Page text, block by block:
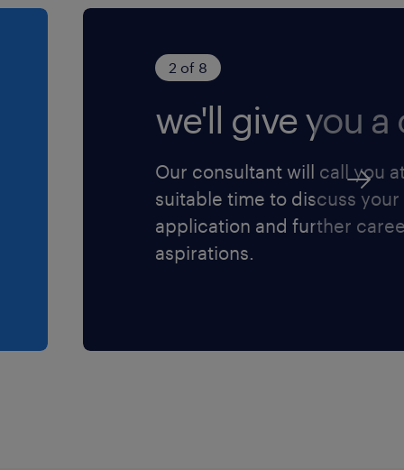
2 of 8
we'll give you a
Our consultant will call you
suitable time to discuss your
application and further
aspirations.